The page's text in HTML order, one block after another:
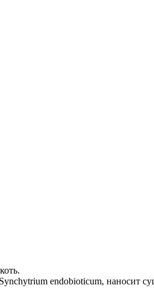
endobioticum, наносит